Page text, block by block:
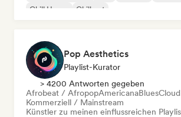
Chill House
Chill out
Pop Aesthetics
Playlist-Kurator
> 4200 Antworten gegeben
Afrobeat / AfropopAmericanaBlues
Kommerziell / Mainstream
Künstler zu meinen einflussreichen